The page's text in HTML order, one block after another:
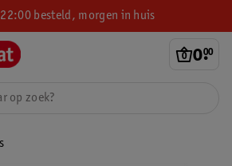
besteld, morgen in huis
0.
00